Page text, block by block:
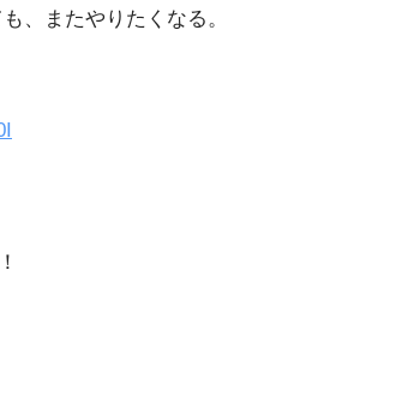
、またやりたくなる。